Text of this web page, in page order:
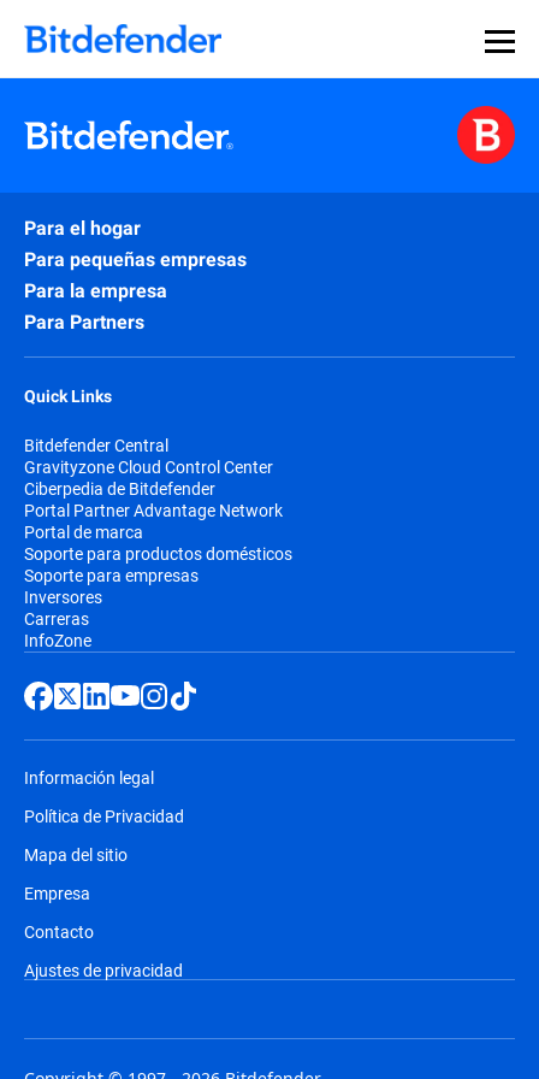
Para el hogar
Para pequeñas empresas
Para la empresa
Para Partners
Quick Links
Bitdefender Central
Gravityzone Cloud Control Center
Ciberpedia de Bitdefender
Portal Partner Advantage Network
Portal de marca
Soporte para productos domésticos
Soporte para empresas
Inversores
Carreras
InfoZone
Información legal
Política de Privacidad
Mapa del sitio
Empresa
Contacto
Ajustes de privacidad